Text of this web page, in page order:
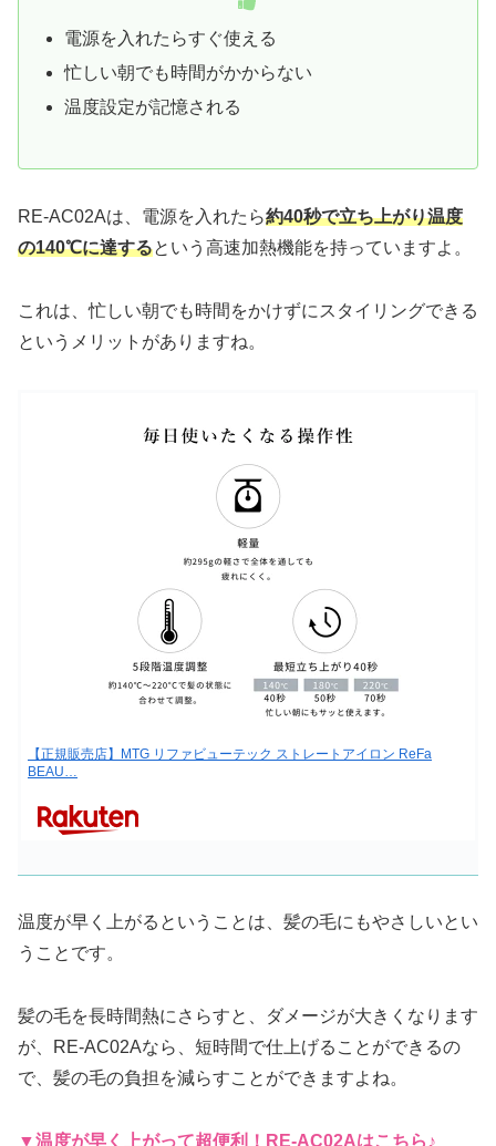
電源を入れたらすぐ使える
忙しい朝でも時間がかからない
温度設定が記憶される
RE-AC02Aは、電源を入れたら約40秒で立ち上がり温度
の140℃に達するという高速加熱機能を持っていますよ。
これは、忙しい朝でも時間をかけずにスタイリングできる
というメリットがありますね。
【正規販売店】MTG リファビューテック ストレートアイロン ReFa
BEAU…
温度が早く上がるということは、髪の毛にもやさしいとい
うことです。
髪の毛を長時間熱にさらすと、ダメージが大きくなります
が、RE-AC02Aなら、短時間で仕上げることができるの
で、髪の毛の負担を減らすことができますよね。
▼温度が早く上がって超便利 ！ RE-AC02Aはこちら♪